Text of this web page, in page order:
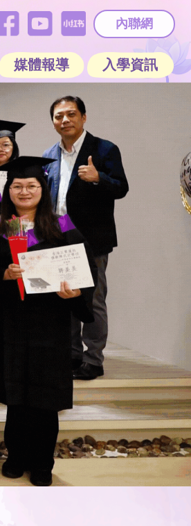
內聯網
媒體報導 入學資訊